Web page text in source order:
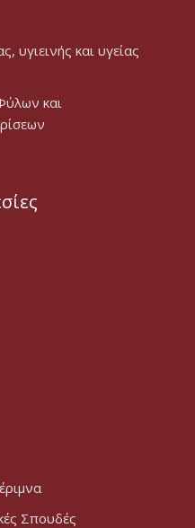
υγιεινής και υγείας
και
Σπουδές